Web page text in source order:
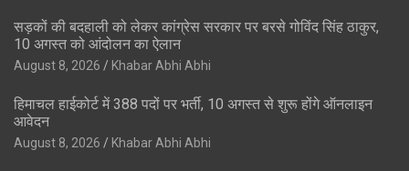
सड़कों की बदहाली को लेकर कांग्रेस सरकार पर बरसे गोविंद सिंह ठाकुर,
10 अगस्त को आंदोलन का ऐलान
August 8, 2026 Khabar Abhi Abhi
हिमाचल हाईकोर्ट में 388 पदों पर भर्ती, 10 अगस्त से शुरू होंगे ऑनलाइन
आवेदन
August 8, 2026 Khabar Abhi Abhi